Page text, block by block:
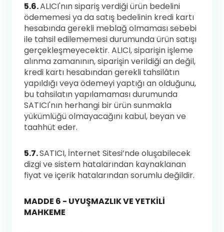
5.6.ALICI'nın sipariş verdiği ürün bedelini
ödememesi ya da satış bedelinin kredi kartı
hesabında gerekli meblağ olmaması sebebi
ile tahsil edilememesi durumunda ürün satışı
gerçekleşmeyecektir. ALICI, siparişin işleme
alınma zamanının, siparişin verildiği an değil,
kredi kartı hesabından gerekli tahsilâtın
yapıldığı veya ödemeyi yaptığı an olduğunu,
bu tahsilatın yapılamaması durumunda
SATICI'nın herhangi bir ürün sunmakla
yükümlüğü olmayacağını kabul, beyan ve
taahhüt eder.
5.7.SATICI, İnternet Sitesi’nde oluşabilecek
dizgi ve sistem hatalarından kaynaklanan
fiyat ve içerik hatalarından sorumlu değildir.
MADDE 6 - UYUŞMAZLIK VE YETKİLİ
MAHKEME